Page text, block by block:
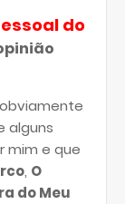
do
alguns
mim e que
, O
do Meu